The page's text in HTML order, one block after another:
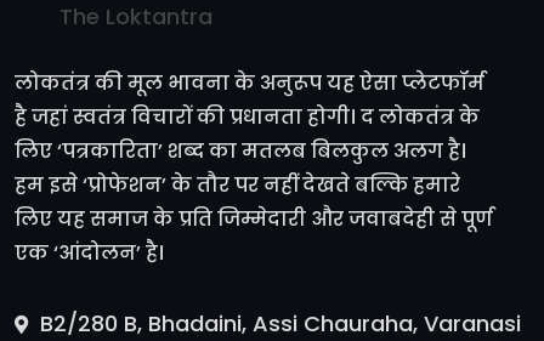
The Loktantra
लोकतंत्र की मूल भावना के अनुरूप यह ऐसा प्लेटफॉर्म
है जहां स्वतंत्र विचारों की प्रधानता होगी। द लोकतंत्र के
लिए ‘पत्रकारिता’ शब्द का मतलब बिलकुल अलग है।
हम इसे ‘प्रोफेशन’ के तौर पर नहीं देखते बल्कि हमारे
लिए यह समाज के प्रति जिम्मेदारी और जवाबदेही से पूर्ण
एक ‘आंदोलन’ है।
B2/280 B, Bhadaini, Assi Chauraha, Varanasi